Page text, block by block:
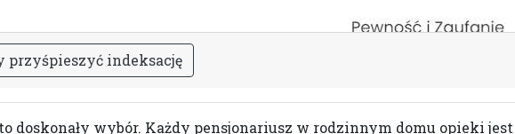
przyśpieszyć indeksację
doskonały wybór. Każdy pensjonariusz w rodzinnym domu opieki